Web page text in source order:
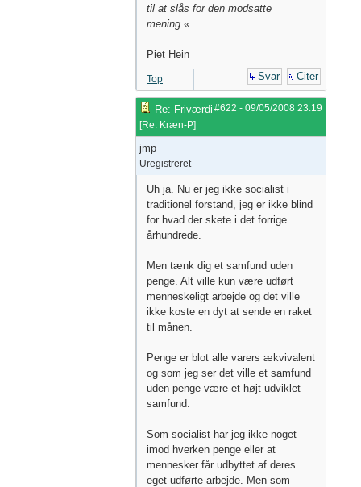
til at slås for den modsatte
mening.«
Piet Hein
Top Svar Citer
#622 - 09/05/2008 23:19
Re: Friværdi
[Re: Kræn-P]
jmp
Uregistreret
Uh ja. Nu er jeg ikke socialist i
traditionel forstand, jeg er ikke blind
for hvad der skete i det forrige
århundrede.
Men tænk dig et samfund uden
penge. Alt ville kun være udført
menneskeligt arbejde og det ville
ikke koste en dyt at sende en raket
til månen.
Penge er blot alle varers ækvivalent
og som jeg ser det ville et samfund
uden penge være et højt udviklet
samfund.
Som socialist har jeg ikke noget
imod hverken penge eller at
mennesker får udbyttet af deres
eget udførte arbejde. Men som